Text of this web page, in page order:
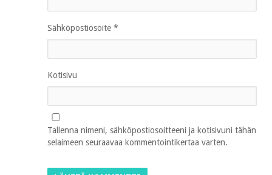
Sähköpostiosoite *
Kotisivu
Tallenna nimeni, sähköpostiosoitteeni ja kotisivuni tähän
selaimeen seuraavaa kommentointikertaa varten.